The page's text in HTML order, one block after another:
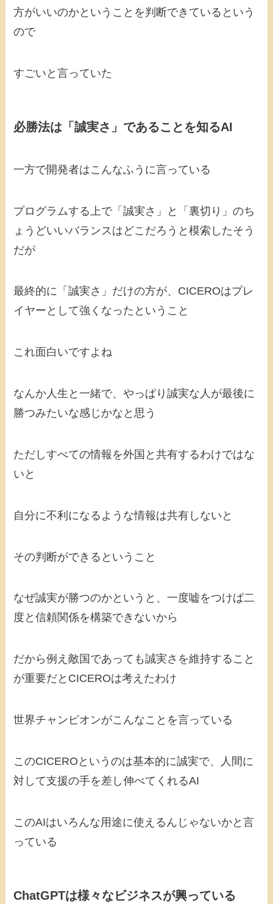
方がいいのかということを判断できているという
ので
すごいと言っていた
必勝法は「誠実さ」であることを知るAI
一方で開発者はこんなふうに言っている
プログラムする上で「誠実さ」と「裏切り」のち
ょうどいいバランスはどこだろうと模索したそう
だが
最終的に「誠実さ」だけの方が、CICEROはプレ
イヤーとして強くなったということ
これ面白いですよね
なんか人生と一緒で、やっぱり誠実な人が最後に
勝つみたいな感じかなと思う
ただしすべての情報を外国と共有するわけではな
いと
自分に不利になるような情報は共有しないと
その判断ができるということ
なぜ誠実が勝つのかというと、一度嘘をつけば二
度と信頼関係を構築できないから
だから例え敵国であっても誠実さを維持すること
が重要だとCICEROは考えたわけ
世界チャンピオンがこんなことを言っている
このCICEROというのは基本的に誠実で、人間に
対して支援の手を差し伸べてくれるAI
このAIはいろんな用途に使えるんじゃないかと言
っている
ChatGPTは様々なビジネスが興っている